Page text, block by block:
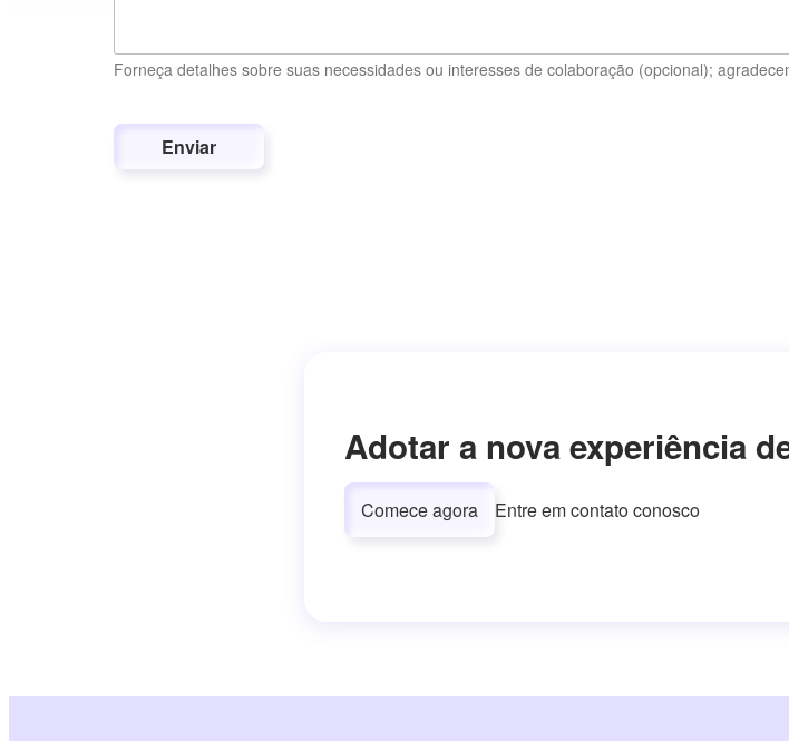
Forneça detalhes sobre suas necessidades ou interesses de colaboração (opcional);
Company website
Enviar
Adotar a nova experiência
Comece agora Entre em contato conosco